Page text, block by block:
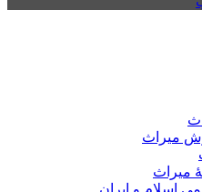
میراث
میراث
اسلام و ایران